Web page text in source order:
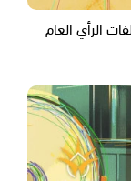
الرأي العام